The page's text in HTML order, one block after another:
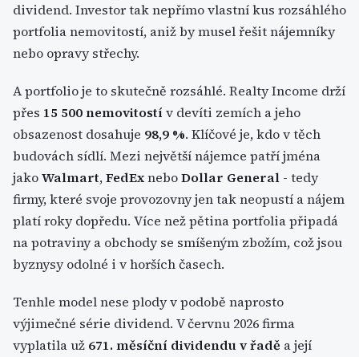
dividend. Investor tak nepřímo vlastní kus rozsáhlého
portfolia nemovitostí, aniž by musel řešit nájemníky
nebo opravy střechy.
A portfolio je to skutečně rozsáhlé. Realty Income drží
přes 15 500 nemovitostí v devíti zemích a jeho
obsazenost dosahuje 98,9 %. Klíčové je, kdo v těch
budovách sídlí. Mezi největší nájemce patří jména
jakoWalmart,FedExneboDollar General - tedy
firmy, které svoje provozovny jen tak neopustí a nájem
platí roky dopředu. Více než pětina portfolia připadá
na potraviny a obchody se smíšeným zbožím, což jsou
byznysy odolné i v horších časech.
Tenhle model nese plody v podobě naprosto
výjimečné série dividend. V červnu 2026 firma
vyplatila už 671. měsíční dividendu v řadě a její